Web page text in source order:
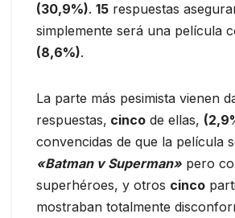
(30,9%). 15 respuestas
simplemente será una película
(8,6%).
La parte más pesimista vienen
respuestas, cinco de ellas,
convencidas de que la película
«Batman v Superman» pero
superhéroes, y otros cinco
mostraban totalmente